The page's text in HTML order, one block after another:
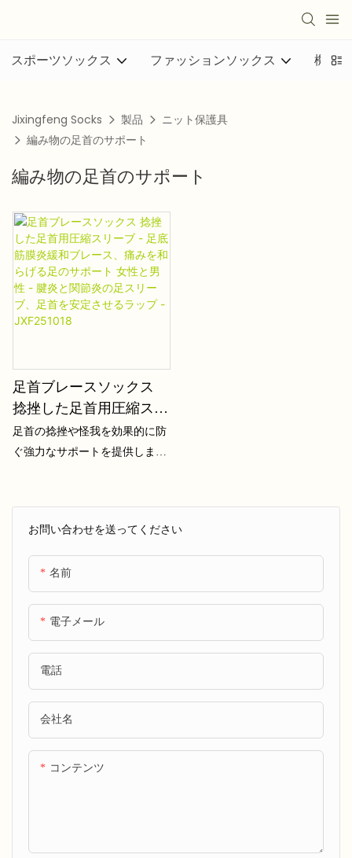
スポーツソックス ファッションソックス 機能
Jixingfeng Socks 製品
ニット保護具
編み物の足首のサポート
編み物の足首のサポート
お問い合わせを送ってください
名前
電子メール
電話
会社名
コンテンツ
足首ブレースソックス
捻挫した足首用圧縮スリ
ーブ - 足底筋膜炎緩和ブ
レース、痛みを和らげる
るラップ - JXF251018
足首の捻挫や怪我を効果的に防
ぐ強力なサポートを提供しま